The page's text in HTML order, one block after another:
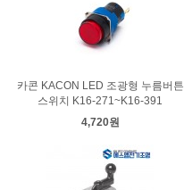
카콘 KACON LED 조광형 누름버튼
스위치 K16-271~K16-391
4,720원